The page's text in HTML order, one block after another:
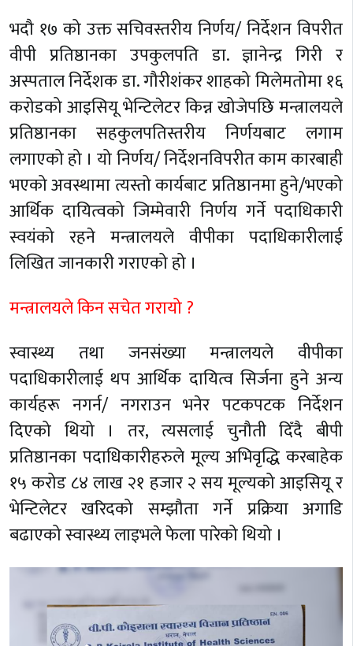
भदौ १७ को उक्त सचिवस्तरीय निर्णय/ निर्देशन विपरीत
वीपी प्रतिष्ठानका उपकुलपति डा. ज्ञानेन्द्र गिरी र
अस्पताल निर्देशक डा. गौरीशंकर शाहको मिलेमतोमा १६
करोडको आइसियू भेन्टिलेटर किन्न खोजेपछि मन्त्रालयले
प्रतिष्ठानका सहकुलपतिस्तरीय निर्णयबाट लगाम
लगाएको हो । यो निर्णय/ निर्देशनविपरीत काम कारबाही
भएको अवस्थामा त्यस्तो कार्यबाट प्रतिष्ठानमा हुने/भएको
आर्थिक दायित्वको जिम्मेवारी निर्णय गर्ने पदाधिकारी
स्वयंको रहने मन्त्रालयले वीपीका पदाधिकारीलाई
लिखित जानकारी गराएको हो ।
मन्त्रालयले किन सचेत गरायो ?
स्वास्थ्य तथा जनसंख्या मन्त्रालयले वीपीका
पदाधिकारीलाई थप आर्थिक दायित्व सिर्जना हुने अन्य
कार्यहरू नगर्न/ नगराउन भनेर पटकपटक निर्देशन
दिएको थियो । तर, त्यसलाई चुनौती दिँदै बीपी
प्रतिष्ठानका पदाधिकारीहरुले मूल्य अभिवृद्धि करबाहेक
१५ करोड ८४ लाख २१ हजार २ सय मूल्यको आइसियू र
भेन्टिलेटर खरिदको सम्झौता गर्ने प्रक्रिया अगाडि
बढाएको स्वास्थ्य लाइभले फेला पारेको थियो ।